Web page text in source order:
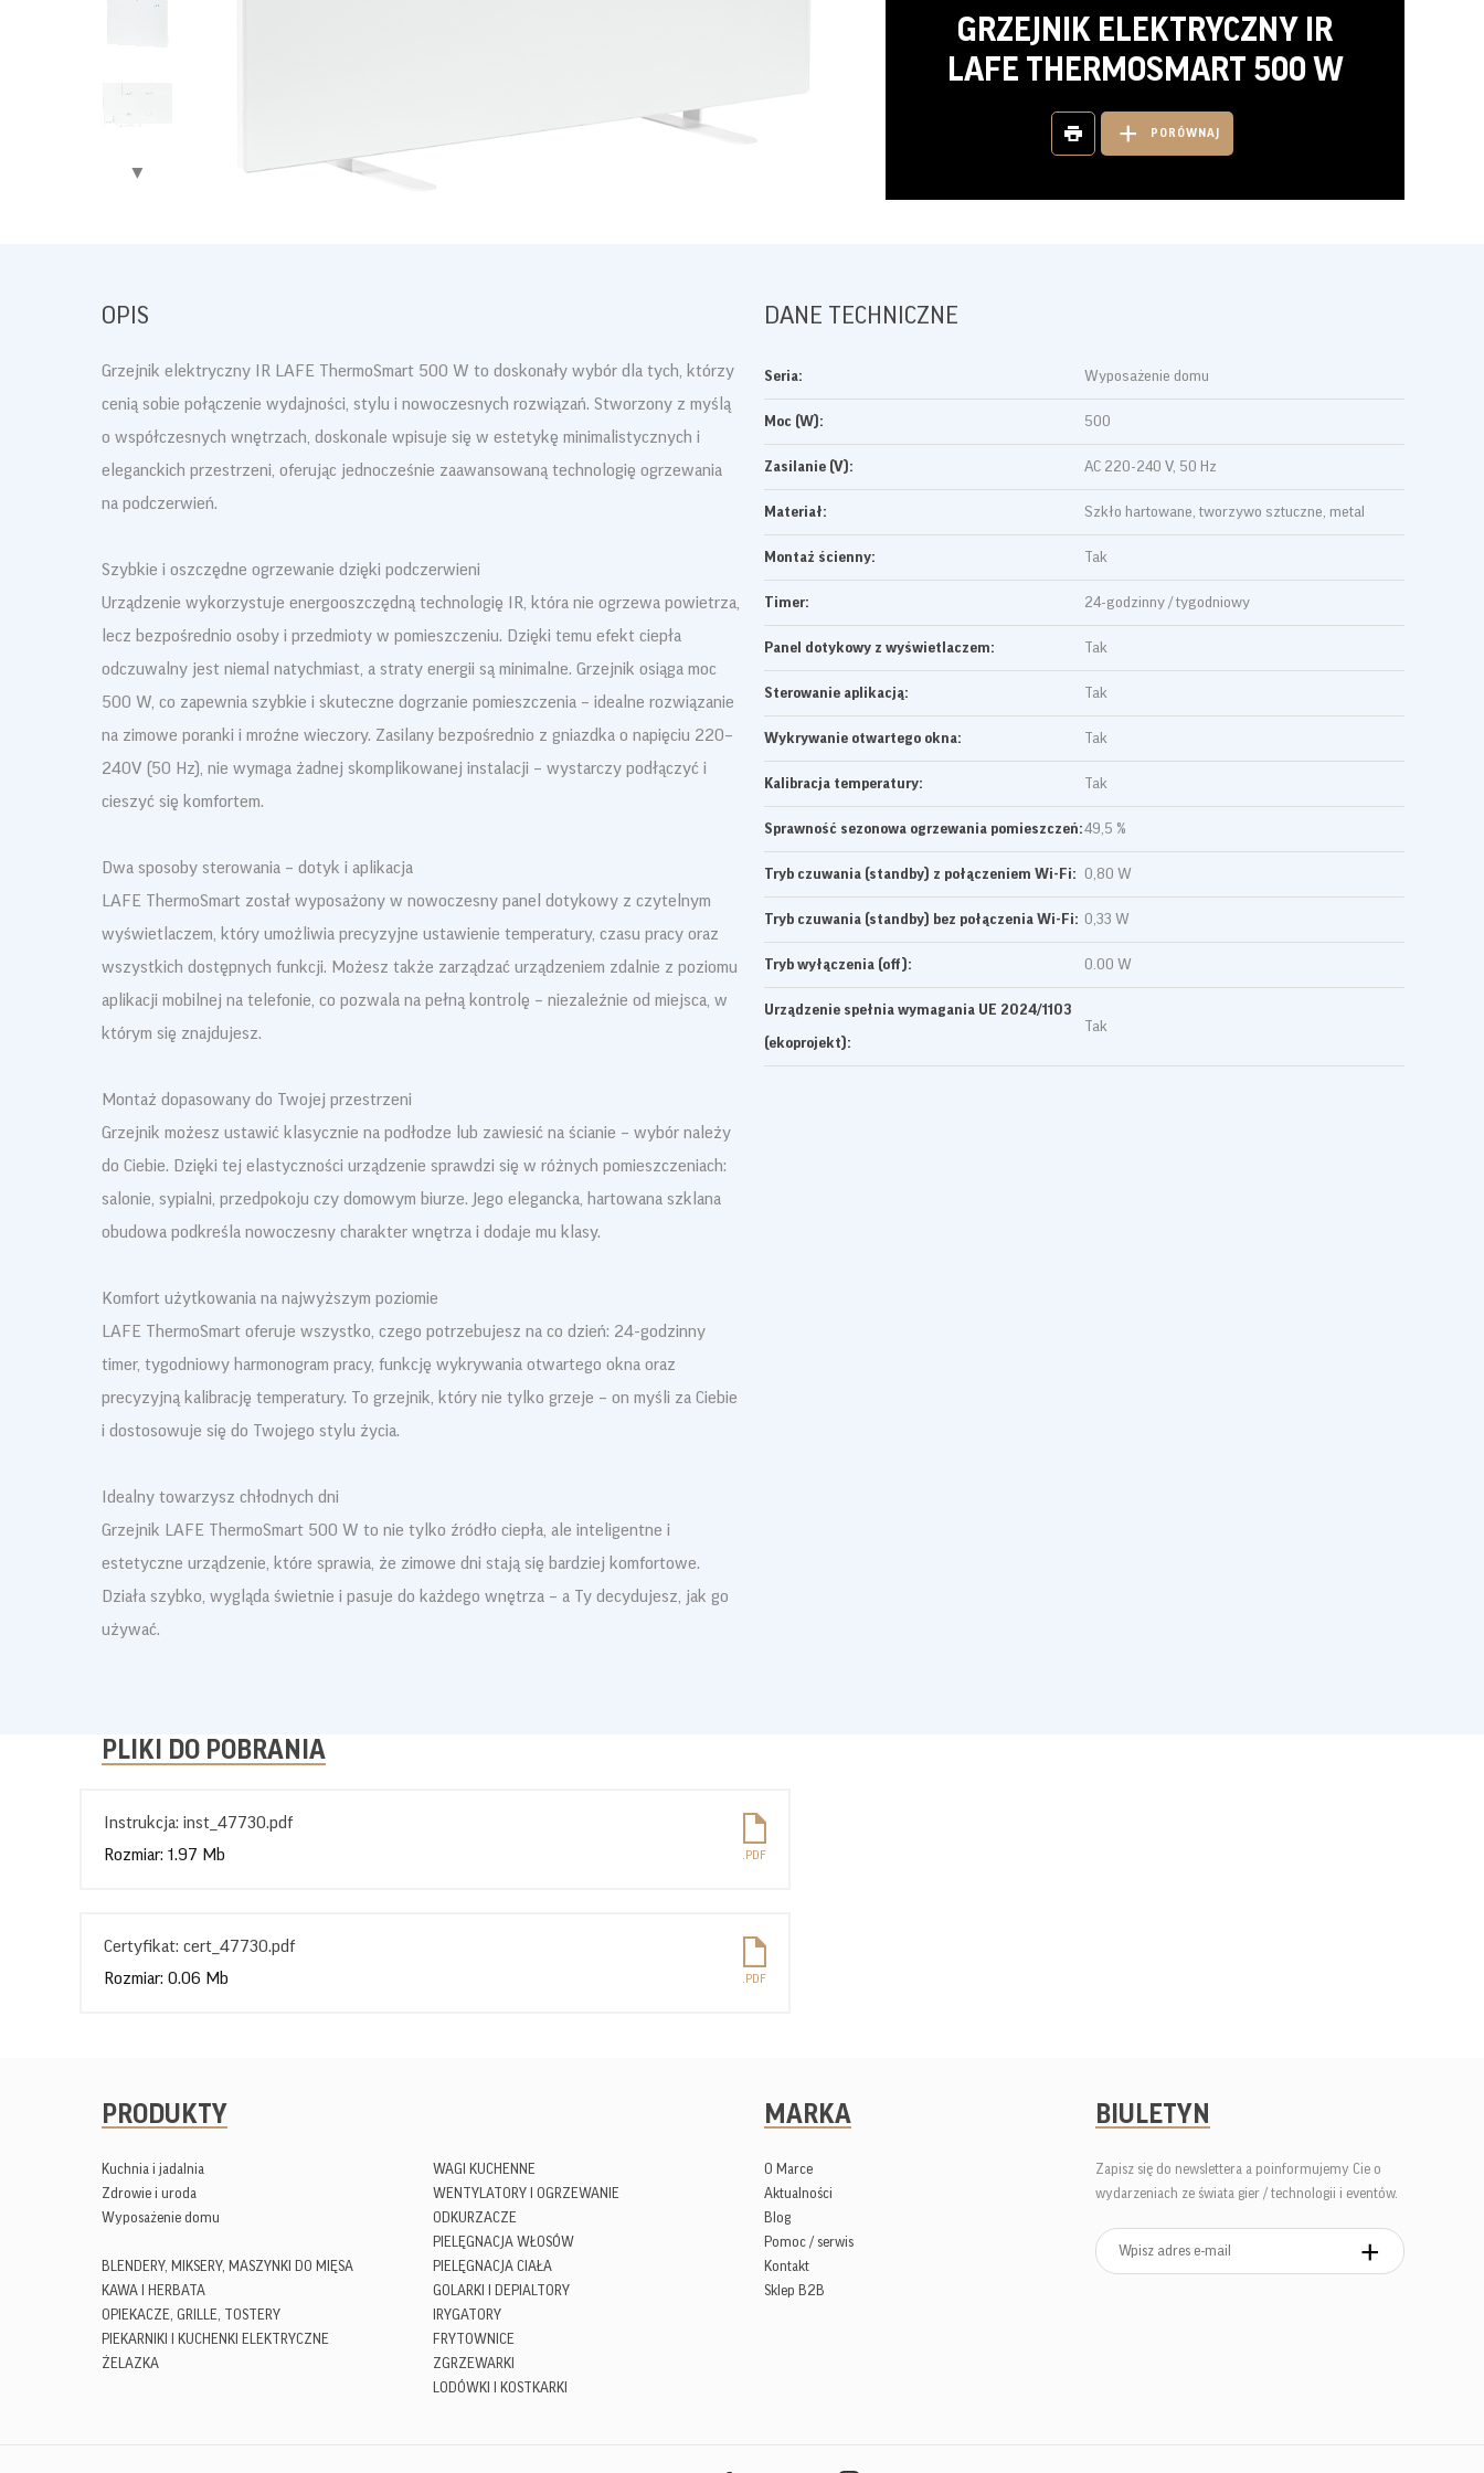
▶
GRZEJNIK ELEKTRYCZNY IR
LAFE THERMOSMART 500 W
DRUKUJ PORÓWNAJ
OPIS
Grzejnik elektryczny IR LAFE ThermoSmart 500 W to doskonały wybór dla tych, którzy
cenią sobie połączenie wydajności, stylu i nowoczesnych rozwiązań. Stworzony z myślą
o współczesnych wnętrzach, doskonale wpisuje się w estetykę minimalistycznych i
eleganckich przestrzeni, oferując jednocześnie zaawansowaną technologię ogrzewania
na podczerwień.
Szybkie i oszczędne ogrzewanie dzięki podczerwieni
Urządzenie wykorzystuje energooszczędną technologię IR, która nie ogrzewa powietrza,
lecz bezpośrednio osoby i przedmioty w pomieszczeniu. Dzięki temu efekt ciepła
odczuwalny jest niemal natychmiast, a straty energii są minimalne. Grzejnik osiąga moc
500 W, co zapewnia szybkie i skuteczne dogrzanie pomieszczenia – idealne rozwiązanie
na zimowe poranki i mroźne wieczory. Zasilany bezpośrednio z gniazdka o napięciu 220–
240V (50 Hz), nie wymaga żadnej skomplikowanej instalacji – wystarczy podłączyć i
cieszyć się komfortem.
Dwa sposoby sterowania – dotyk i aplikacja
LAFE ThermoSmart został wyposażony w nowoczesny panel dotykowy z czytelnym
wyświetlaczem, który umożliwia precyzyjne ustawienie temperatury, czasu pracy oraz
wszystkich dostępnych funkcji. Możesz także zarządzać urządzeniem zdalnie z poziomu
aplikacji mobilnej na telefonie, co pozwala na pełną kontrolę – niezależnie od miejsca, w
którym się znajdujesz.
Montaż dopasowany do Twojej przestrzeni
Grzejnik możesz ustawić klasycznie na podłodze lub zawiesić na ścianie – wybór należy
do Ciebie. Dzięki tej elastyczności urządzenie sprawdzi się w różnych pomieszczeniach:
salonie, sypialni, przedpokoju czy domowym biurze. Jego elegancka, hartowana szklana
obudowa podkreśla nowoczesny charakter wnętrza i dodaje mu klasy.
Komfort użytkowania na najwyższym poziomie
LAFE ThermoSmart oferuje wszystko, czego potrzebujesz na co dzień: 24-godzinny
timer, tygodniowy harmonogram pracy, funkcję wykrywania otwartego okna oraz
precyzyjną kalibrację temperatury. To grzejnik, który nie tylko grzeje – on myśli za Ciebie
i dostosowuje się do Twojego stylu życia.
Idealny towarzysz chłodnych dni
Grzejnik LAFE ThermoSmart 500 W to nie tylko źródło ciepła, ale inteligentne i
estetyczne urządzenie, które sprawia, że zimowe dni stają się bardziej komfortowe.
Działa szybko, wygląda świetnie i pasuje do każdego wnętrza – a Ty decydujesz, jak go
używać.
DANE TECHNICZNE
Seria: Wyposażenie domu
Moc (W): 500
Zasilanie (V): AC 220-240 V, 50 Hz
Materiał: Szkło hartowane, tworzywo sztuczne, metal
Montaż ścienny: Tak
Timer: 24-godzinny / tygodniowy
Panel dotykowy z wyświetlaczem: Tak
Sterowanie aplikacją: Tak
Wykrywanie otwartego okna: Tak
Kalibracja temperatury: Tak
Sprawność sezonowa ogrzewania pomieszczeń:49,5 %
Tryb czuwania (standby) z połączeniem Wi-Fi: 0,80 W
Tryb czuwania (standby) bez połączenia Wi-Fi: 0,33 W
Tryb wyłączenia (off): 0.00 W
Urządzenie spełnia wymagania UE 2024/1103
(ekoprojekt):
Tak
PLIKI DO POBRANIA
Instrukcja: inst_47730.pdf
Rozmiar: 1.97 Mb
Certyfikat: cert_47730.pdf
Rozmiar: 0.06 Mb
PRODUKTY
Kuchnia i jadalnia
Zdrowie i uroda
Wyposażenie domu
BLENDERY, MIKSERY, MASZYNKI DO MIĘSA
KAWA I HERBATA
OPIEKACZE, GRILLE, TOSTERY
PIEKARNIKI I KUCHENKI ELEKTRYCZNE
ŻELAZKA
WAGI KUCHENNE
WENTYLATORY I OGRZEWANIE
ODKURZACZE
PIELĘGNACJA WŁOSÓW
PIELĘGNACJA CIAŁA
GOLARKI I DEPIALTORY
IRYGATORY
FRYTOWNICE
ZGRZEWARKI
LODÓWKI I KOSTKARKI
MARKA
O Marce
Aktualności
Blog
Pomoc / serwis
Kontakt
Sklep B2B
BIULETYN
Zapisz się do newslettera a poinformujemy Cie o
wydarzeniach ze świata gier / technologii i eventów.